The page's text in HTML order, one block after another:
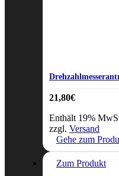
21,80€
Enthält 19%
zzgl. Versand
Gehe zum
Zum Produkt